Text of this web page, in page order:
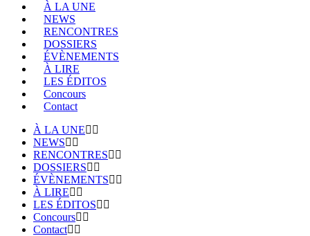
À LA UNE
NEWS
RENCONTRES
DOSSIERS
ÉVÈNEMENTS
À LIRE
LES ÉDITOS
Concours
Contact
À LA UNE
NEWS
RENCONTRES
DOSSIERS
ÉVÈNEMENTS
À LIRE
LES ÉDITOS
Concours
Contact